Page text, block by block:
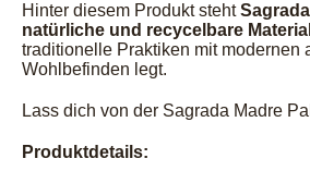
Hinter diesem Produkt steht
natürliche und recycelbare
traditionelle Praktiken mit modernen
Wohlbefinden legt.
Lass dich von der Sagrada Madre
Produktdetails: